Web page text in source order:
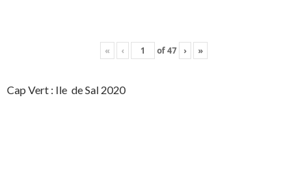
« ‹ of47 › »
Cap Vert : Ile de Sal 2020